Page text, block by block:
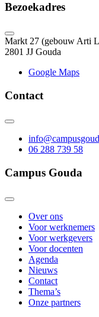
Bezoekadres
Markt 27 (gebouw Arti
2801 JJ Gouda
Google Maps
Contact
06 288 739 58
Campus Gouda
Over ons
Voor werknemers
Voor werkgevers
Voor docenten
Agenda
Nieuws
Contact
Thema’s
Onze partners